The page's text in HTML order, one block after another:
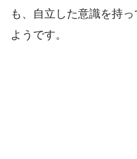
も、自立した意識を持
ようです。